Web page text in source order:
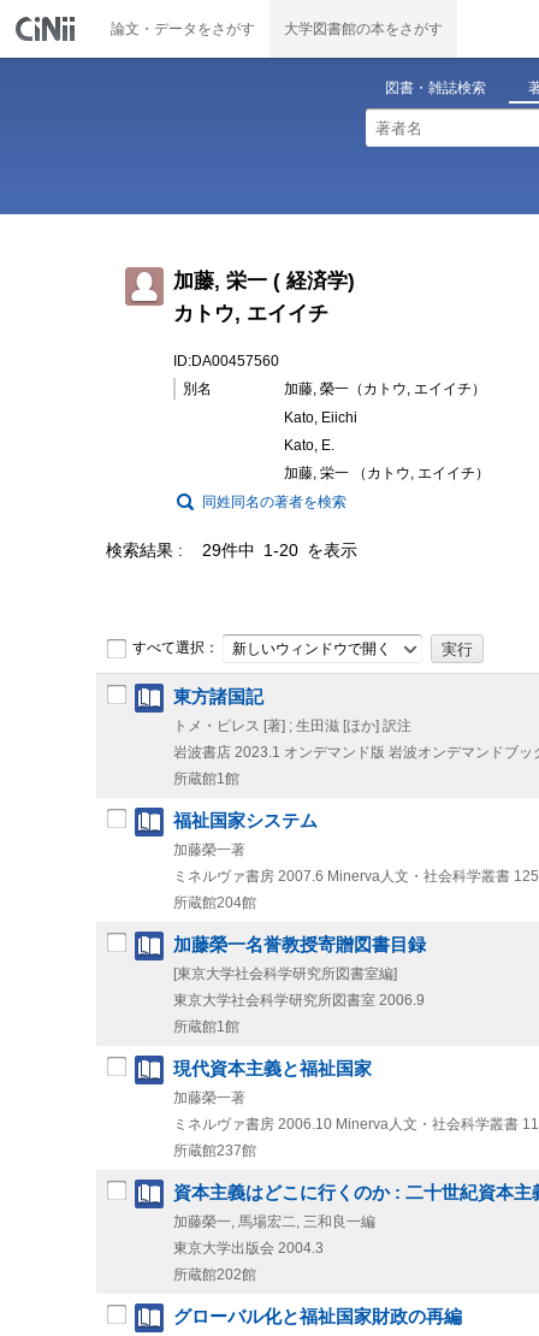
論文・データをさがす 大学図書館の本をさがす
図書・雑誌検索
加藤, 栄一 ( 経済学)
カトウ, エイイチ
ID:DA00457560
別名
加藤, 榮一（カトウ, エイイチ）
Kato, Eiichi
Kato, E.
加藤, 栄一 （カトウ, エイイチ）
同姓同名の著者を検索
検索結果 29件中 1-20 を表示
すべて選択： 新しいウィンドウで開く
東方諸国記
トメ・ピレス [著] ; 生田滋 [ほか] 訳注
岩波書店 2023.1 オンデマンド版 岩波オンデマンドブッ
所蔵館1館
福祉国家システム
加藤榮一著
ミネルヴァ書房 2007.6 Minerva人文・社会科学叢書 125
所蔵館204館
加藤榮一名誉教授寄贈図書目録
[東京大学社会科学研究所図書室編]
東京大学社会科学研究所図書室 2006.9
所蔵館1館
現代資本主義と福祉国家
加藤榮一著
ミネルヴァ書房 2006.10 Minerva人文・社会科学叢書
所蔵館237館
資本主義はどこに行くのか : 二十世紀資本主
加藤榮一, 馬場宏二, 三和良一編
東京大学出版会 2004.3
所蔵館202館
グローバル化と福祉国家財政の再編